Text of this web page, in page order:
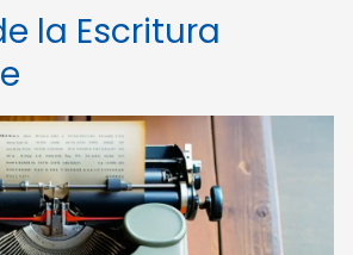
la Escritura